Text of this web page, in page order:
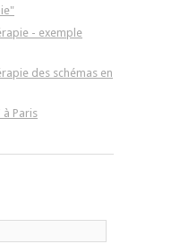
- exemple
des schémas en
à Paris